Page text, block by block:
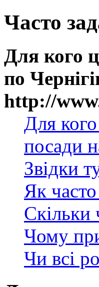
Часто
Для кого
по
http://
Для
посади
Звідки
Як
Скільки
Чому
Чи всі